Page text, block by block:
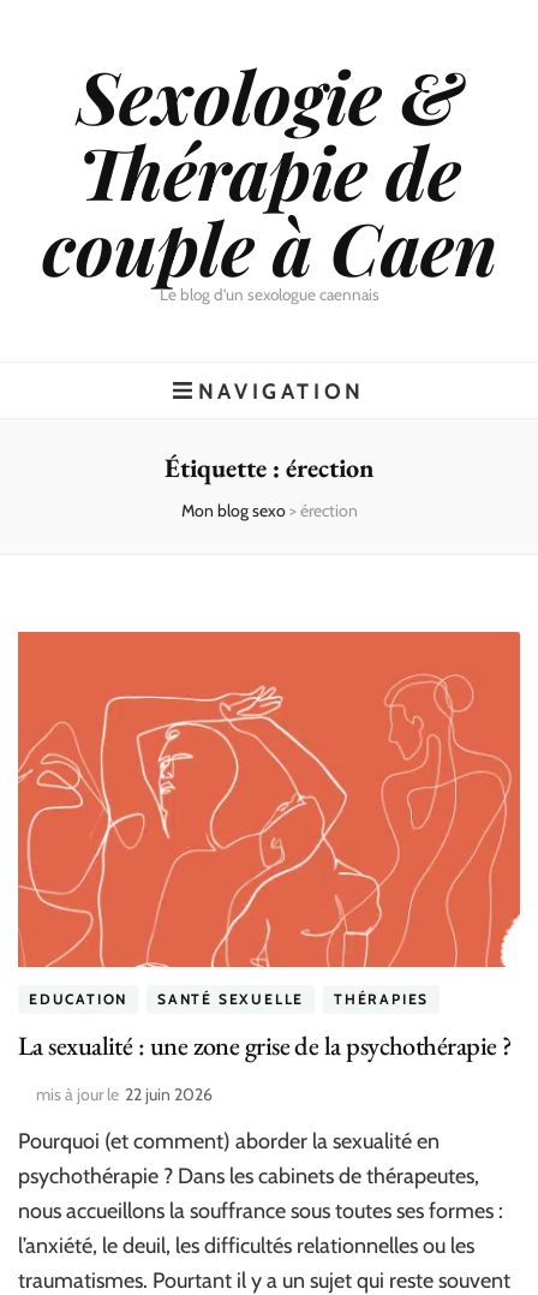
Sexologie &
Thérapie de
couple à Caen
Le blog d'un sexologue caennais
NAVIGATION
Étiquette : érection
Mon blog sexo>érection
EDUCATION SANTÉ SEXUELLE THÉRAPIES
La sexualité : une zone grise de la psychothérapie ?
mis à jour le 22 juin 2026
Pourquoi (et comment) aborder la sexualité en
psychothérapie ? Dans les cabinets de thérapeutes,
nous accueillons la souffrance sous toutes ses formes :
l’anxiété, le deuil, les difficultés relationnelles ou les
traumatismes. Pourtant il y a un sujet qui reste souvent